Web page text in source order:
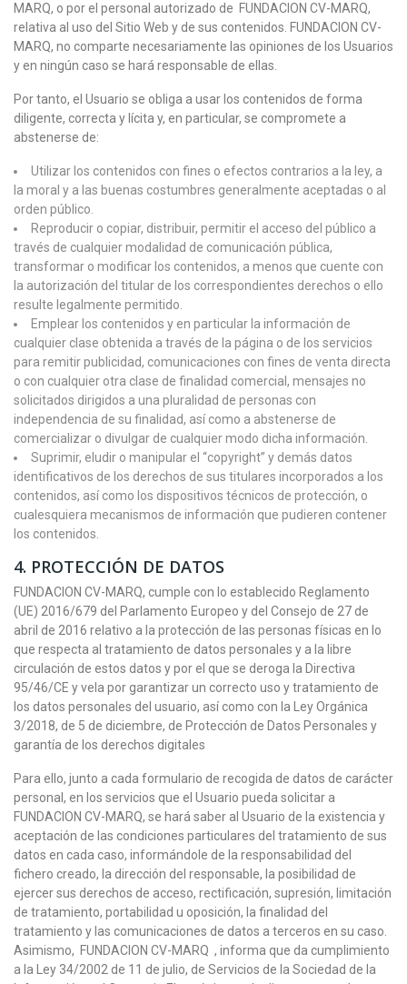
MARQ, o por el personal autorizado de FUNDACION CV-MARQ,
relativa al uso del Sitio Web y de sus contenidos. FUNDACION CV-
MARQ, no comparte necesariamente las opiniones de los Usuarios
y en ningún caso se hará responsable de ellas.
Por tanto, el Usuario se obliga a usar los contenidos de forma
diligente, correcta y lícita y, en particular, se compromete a
abstenerse de:
Utilizar los contenidos con fines o efectos contrarios a la ley, a
la moral y a las buenas costumbres generalmente aceptadas o al
orden público.
Reproducir o copiar, distribuir, permitir el acceso del público a
través de cualquier modalidad de comunicación pública,
transformar o modificar los contenidos, a menos que cuente con
la autorización del titular de los correspondientes derechos o ello
resulte legalmente permitido.
Emplear los contenidos y en particular la información de
cualquier clase obtenida a través de la página o de los servicios
para remitir publicidad, comunicaciones con fines de venta directa
o con cualquier otra clase de finalidad comercial, mensajes no
solicitados dirigidos a una pluralidad de personas con
independencia de su finalidad, así como a abstenerse de
comercializar o divulgar de cualquier modo dicha información.
Suprimir, eludir o manipular el “copyright” y demás datos
identificativos de los derechos de sus titulares incorporados a los
contenidos, así como los dispositivos técnicos de protección, o
cualesquiera mecanismos de información que pudieren contener
los contenidos.
4. PROTECCIÓN DE DATOS
FUNDACION CV-MARQ, cumple con lo establecido Reglamento
(UE) 2016/679 del Parlamento Europeo y del Consejo de 27 de
abril de 2016 relativo a la protección de las personas físicas en lo
que respecta al tratamiento de datos personales y a la libre
circulación de estos datos y por el que se deroga la Directiva
95/46/CE y vela por garantizar un correcto uso y tratamiento de
los datos personales del usuario, así como con la Ley Orgánica
3/2018, de 5 de diciembre, de Protección de Datos Personales y
garantía de los derechos digitales
Para ello, junto a cada formulario de recogida de datos de carácter
personal, en los servicios que el Usuario pueda solicitar a
FUNDACION CV-MARQ, se hará saber al Usuario de la existencia y
aceptación de las condiciones particulares del tratamiento de sus
datos en cada caso, informándole de la responsabilidad del
fichero creado, la dirección del responsable, la posibilidad de
ejercer sus derechos de acceso, rectificación, supresión, limitación
de tratamiento, portabilidad u oposición, la finalidad del
tratamiento y las comunicaciones de datos a terceros en su caso.
Asimismo, FUNDACION CV-MARQ , informa que da cumplimiento
a la Ley 34/2002 de 11 de julio, de Servicios de la Sociedad de la